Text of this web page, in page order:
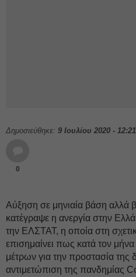
Δημοσιεύθηκε: 9 Ιουλίου 2020 - 12:21
0
Αύξηση σε μηνιαία βάση αλλά
κατέγραψε η ανεργία στην
την ΕΛΣΤΑΤ, η οποία στη
επισημαίνει πως κατά τον
μέτρων για την προστασία της
αντιμετώπιση της πανδημίας